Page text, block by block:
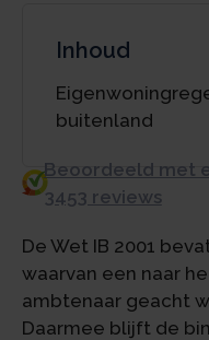
Inhoud
buitenland
Beoordeeld met
3453 reviews
De Wet IB 2001
waarvan een naar
ambtenaar geacht
Daarmee blijft de